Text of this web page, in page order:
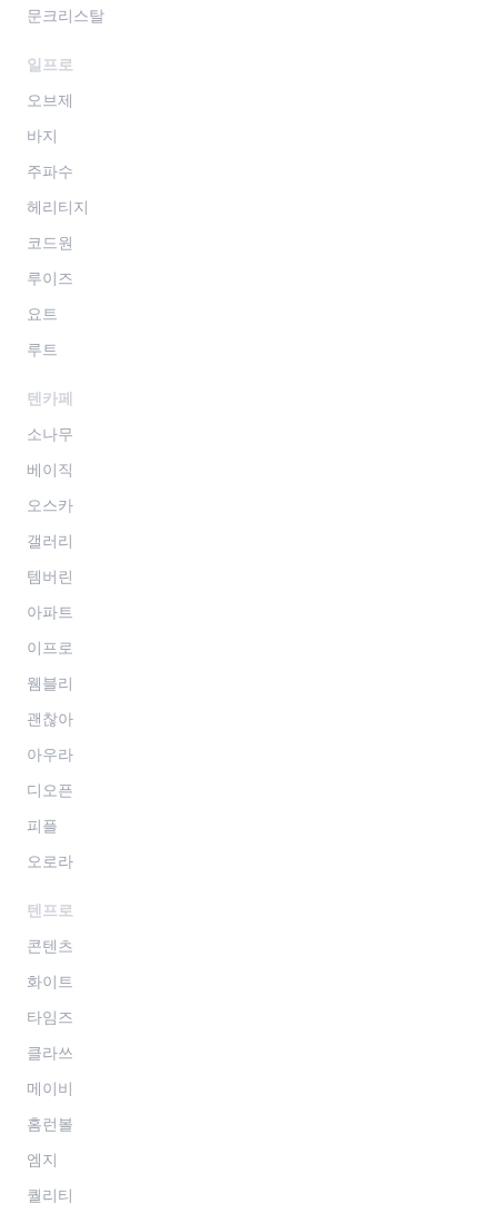
문크리스탈
일프로
오브제
바지
주파수
헤리티지
코드원
루이즈
요트
루트
텐카페
소나무
베이직
오스카
갤러리
템버린
아파트
이프로
웸블리
괜찮아
아우라
디오픈
피플
오로라
텐프로
콘텐츠
화이트
타임즈
클라쓰
메이비
홈런볼
엠지
퀄리티